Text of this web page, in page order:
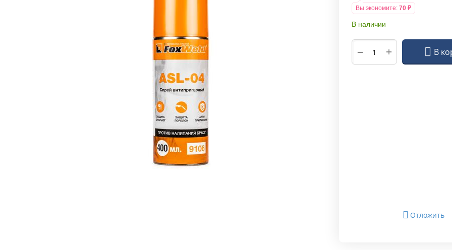
Вы экономите: 70 ₽
В наличии
+
− В
Отложить